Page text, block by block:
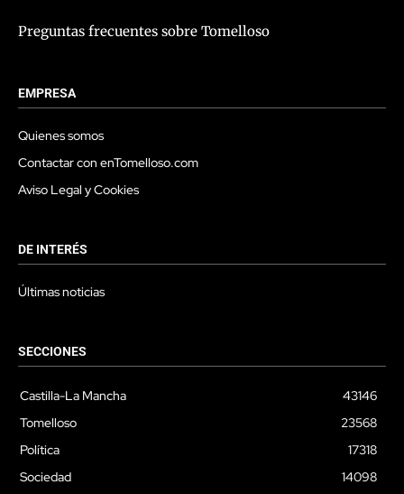
Preguntas frecuentes sobre Tomelloso
EMPRESA
Quienes somos
Contactar con enTomelloso.com
Aviso Legal y Cookies
DE INTERÉS
Últimas noticias
SECCIONES
Castilla-La Mancha
43146
Tomelloso
23568
Política
17318
Sociedad
14098